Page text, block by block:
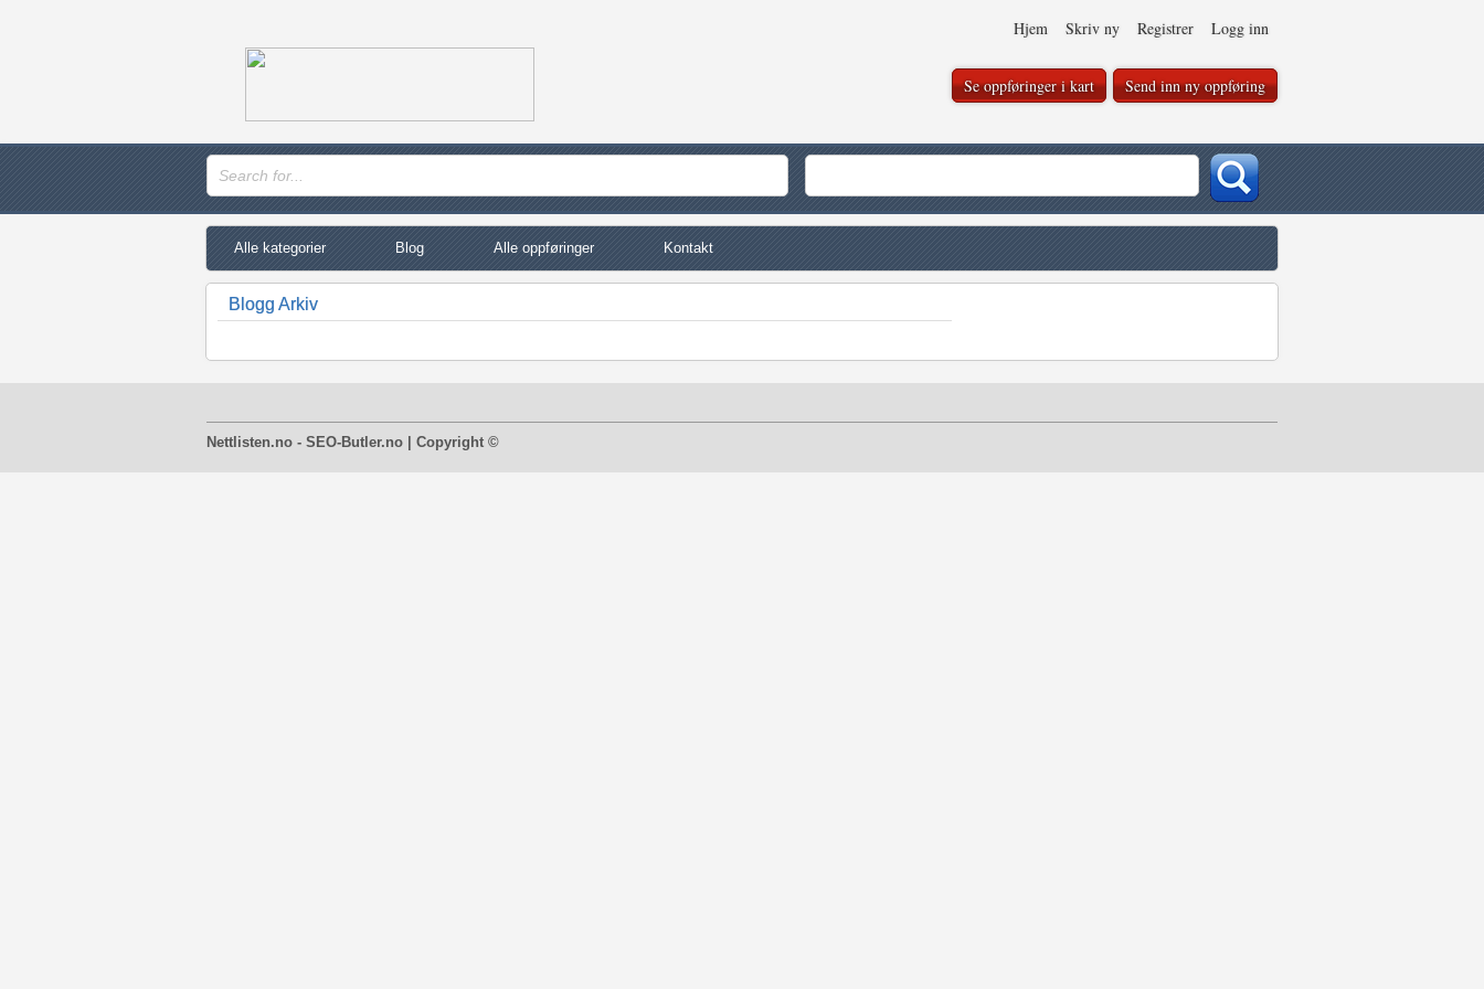
Hjem Skriv ny Registrer Logg inn
Se oppføringer i kart Send inn ny oppføring
Alle kategorier Blog Alle oppføringer Kontakt
Blogg Arkiv
Nettlisten.no - SEO-Butler.no | Copyright ©